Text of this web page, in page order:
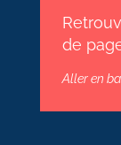
de
Aller en